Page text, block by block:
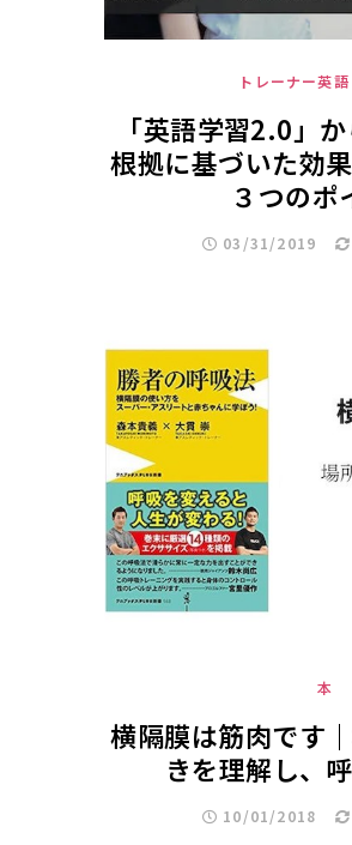
トレーナー英
「英語学習2.0」
根拠に基づいた効
３つのポ
03/31/2019
本
横隔膜は筋肉です
きを理解し、
10/01/2018